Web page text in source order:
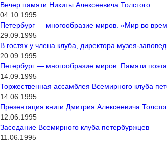
Вечер памяти Никиты Алексеевича Толстого
04.10.1995
Петербург — многообразие миров. «Мир во
29.09.1995
В гостях у члена клуба, директора музея-
20.09.1995
Петербург — многообразие миров. Памяти
14.09.1995
Торжественная ассамблея Всемирного клуба
14.06.1995
Презентация книги Дмитрия Алексеевича
12.06.1995
Заседание Всемирного клуба петербуржцев
11.06.1995